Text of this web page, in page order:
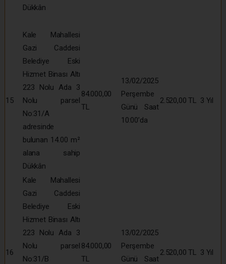
Dükkân
15
Kale Mahallesi
Gazi Caddesi
Belediye Eski
Hizmet Binası Altı
223 Nolu Ada 3
Nolu parsel
No:31/A
adresinde
bulunan 14.00 m²
alana sahip
Dükkân
84.000,00
TL
13/02/2025
Perşembe
Günü Saat
10:00’da
2.520,00 TL 3 Yıl
16
Kale Mahallesi
Gazi Caddesi
Belediye Eski
Hizmet Binası Altı
223 Nolu Ada 3
Nolu parsel
No:31/B
84.000,00
TL
13/02/2025
Perşembe
Günü Saat
2.520,00 TL 3 Yıl